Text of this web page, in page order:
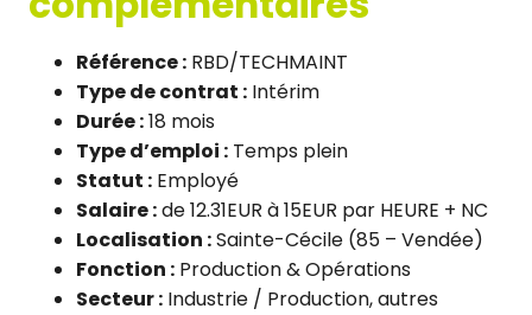
Référence : RBD/TECHMAINT
Type de contrat : Intérim
Durée :18 mois
Type d’emploi : Temps plein
Statut : Employé
Salaire :de 12.31EUR à 15EUR par HEURE + NC
Localisation :Sainte-Cécile (85 – Vendée)
Fonction : Production & Opérations
Secteur : Industrie / Production, autres